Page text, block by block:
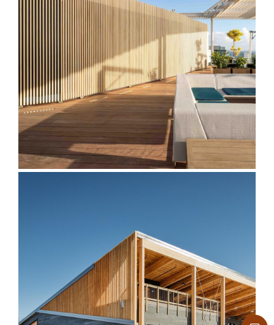
Accoya Modified Wood for
Facades
Accoya Modified Wood for
Facades